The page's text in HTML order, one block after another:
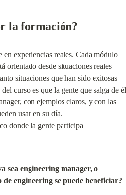
la formación?
en experiencias reales. Cada módulo
orientado desde situaciones reales
situaciones que han sido exitosas
curso es que la gente que salga de él
con ejemplos claros, y con las
usar en su día.
donde la gente participa
sea engineering manager, o
engineering se puede beneficiar?